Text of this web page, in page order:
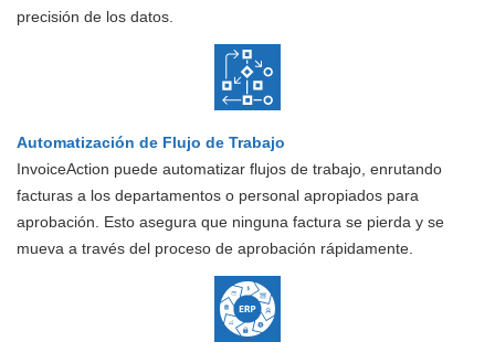
precisión de los datos.
Automatización de Flujo de Trabajo
InvoiceAction puede automatizar flujos de trabajo, enrutando
facturas a los departamentos o personal apropiados para
aprobación. Esto asegura que ninguna factura se pierda y se
mueva a través del proceso de aprobación rápidamente.